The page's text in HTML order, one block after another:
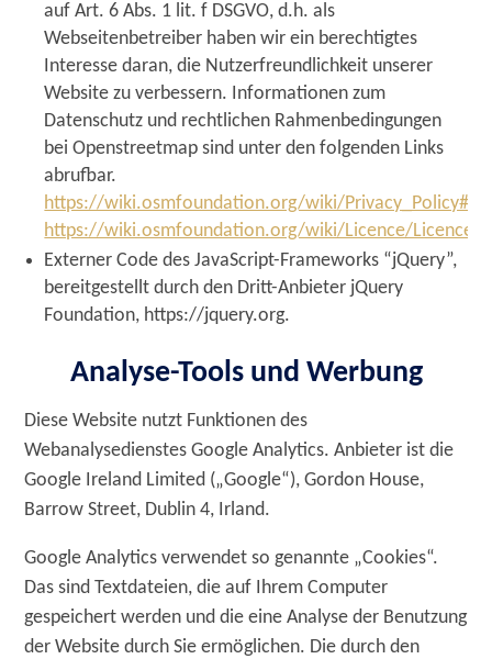
auf Art. 6 Abs. 1 lit. f DSGVO, d.h. als
Webseitenbetreiber haben wir ein berechtigtes
Interesse daran, die Nutzerfreundlichkeit unserer
Website zu verbessern. Informationen zum
Datenschutz und rechtlichen Rahmenbedingungen
bei Openstreetmap sind unter den folgenden Links
abrufbar.
https://wiki.osmfoundation.org/wiki/
https://wiki.osmfoundation.org/wiki/Licence/
Externer Code des JavaScript-Frameworks “jQuery”,
bereitgestellt durch den Dritt-Anbieter jQuery
Foundation, https://jquery.org.
Analyse-Tools und Werbung
Diese Website nutzt Funktionen des
Webanalysedienstes Google Analytics. Anbieter ist die
Google Ireland Limited („Google“), Gordon House,
Barrow Street, Dublin 4, Irland.
Google Analytics verwendet so genannte „Cookies“.
Das sind Textdateien, die auf Ihrem Computer
gespeichert werden und die eine Analyse der Benutzung
der Website durch Sie ermöglichen. Die durch den